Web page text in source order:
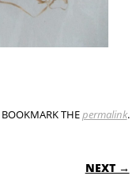
BOOKMARK THEpermalink.
NEXT →